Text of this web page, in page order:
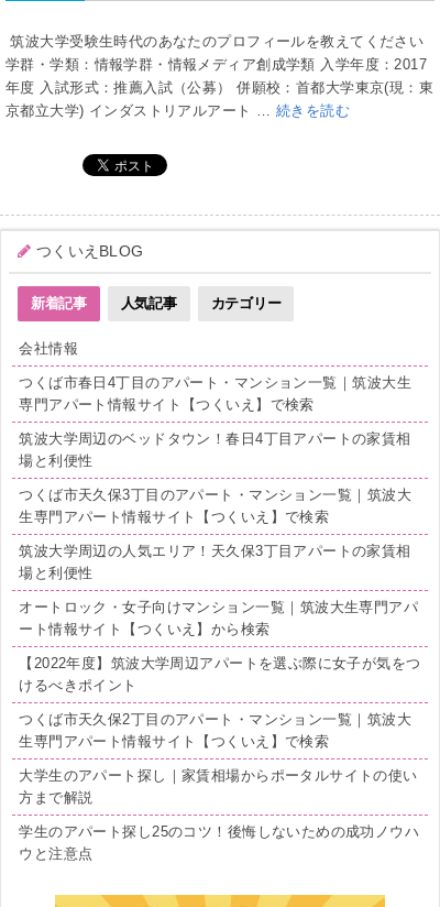
筑波大学受験生時代のあなたのプロフィールを教えてください
学群・学類：情報学群・情報メディア創成学類 入学年度：2017
年度 入試形式：推薦入試（公募） 併願校：首都大学東京(現：東
京都立大学) インダストリアルアート … 続きを読む
つくいえBLOG
新着記事 人気記事 カテゴリー
会社情報
つくば市春日4丁目のアパート・マンション一覧｜筑波大生
専門アパート情報サイト【つくいえ】で検索
筑波大学周辺のベッドタウン！春日4丁目アパートの家賃相
場と利便性
つくば市天久保3丁目のアパート・マンション一覧｜筑波大
生専門アパート情報サイト【つくいえ】で検索
筑波大学周辺の人気エリア！天久保3丁目アパートの家賃相
場と利便性
オートロック・女子向けマンション一覧｜筑波大生専門アパ
ート情報サイト【つくいえ】から検索
【2022年度】筑波大学周辺アパートを選ぶ際に女子が気をつ
けるべきポイント
つくば市天久保2丁目のアパート・マンション一覧｜筑波大
生専門アパート情報サイト【つくいえ】で検索
大学生のアパート探し｜家賃相場からポータルサイトの使い
方まで解説
学生のアパート探し25のコツ！後悔しないための成功ノウハ
ウと注意点